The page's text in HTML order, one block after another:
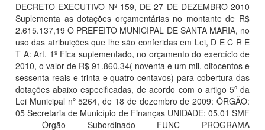
DECRETO EXECUTIVO Nº 159, DE 27 DE DEZEMBRO 2010
Suplementa as dotações orçamentárias no montante de R$
2.615.137,19 O PREFEITO MUNICIPAL DE SANTA MARIA, no
uso das atribuições que lhe são conferidas em Lei, D E C R E
T A: Art. 1º Fica suplementado, no orçamento do exercício de
2010, o valor de R$ 91.860,34( noventa e um mil, oitocentos e
sessenta reais e trinta e quatro centavos) para cobertura das
dotações abaixo especificadas, de acordo com o artigo 5º da
Lei Municipal nº 5264, de 18 de dezembro de 2009: ÓRGÃO:
05 Secretaria de Município de Finanças UNIDADE: 05.01 SMF
– Órgão Subordinado FUNC PROGRAMA